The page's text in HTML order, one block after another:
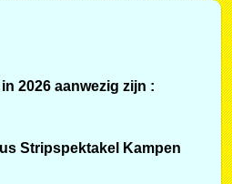
2026 aanwezig zijn :
Kampen